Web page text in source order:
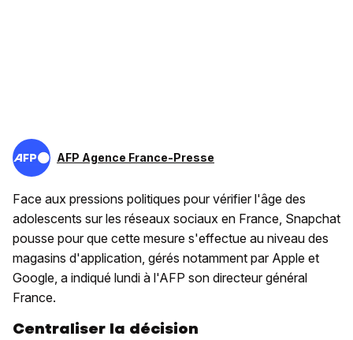
AFP Agence France-Presse
Face aux pressions politiques pour vérifier l'âge des
adolescents sur les réseaux sociaux en France, Snapchat
pousse pour que cette mesure s'effectue au niveau des
magasins d'application, gérés notamment par Apple et
Google, a indiqué lundi à l'AFP son directeur général
France.
Centraliser la décision